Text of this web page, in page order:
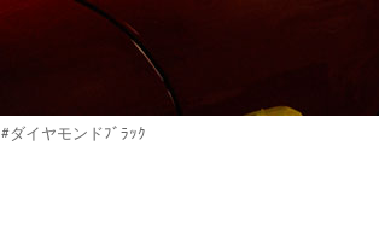
#ダイヤモンドﾌﾞﾗｯｸ